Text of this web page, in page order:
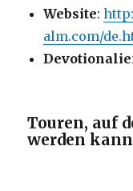
Website:
alm.com/
Touren, auf
werden